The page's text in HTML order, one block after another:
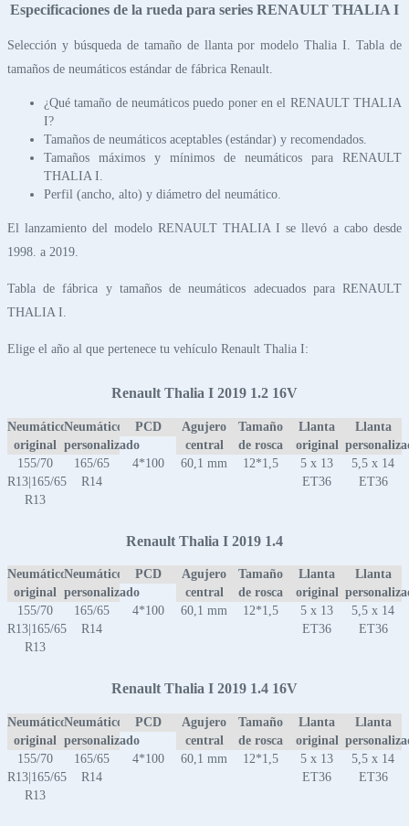
Especificaciones de la rueda para series RENAULT THALIA I
Selección y búsqueda de tamaño de llanta por modelo Thalia I. Tabla de
tamaños de neumáticos estándar de fábrica Renault.
¿Qué tamaño de neumáticos puedo poner en el RENAULT THALIA
I?
Tamaños de neumáticos aceptables (estándar) y recomendados.
Tamaños máximos y mínimos de neumáticos para RENAULT
THALIA I.
Perfil (ancho, alto) y diámetro del neumático.
El lanzamiento del modelo RENAULT THALIA I se llevó a cabo desde
1998. a 2019.
Tabla de fábrica y tamaños de neumáticos adecuados para RENAULT
THALIA I.
Elige el año al que pertenece tu vehículo Renault Thalia I:
Renault Thalia I 2019 1.2 16V
Neumático
original
Neumático
personalizado
PCD
Agujero
central
Tamaño
de rosca
Llanta
original
Llanta
155/70
R13|165/65
R13
165/65
R14
4*100 60,1 mm 12*1,5
5 x 13
ET36
5,5 x 14
ET36
Renault Thalia I 2019 1.4
Neumático
original
Neumático
personalizado
PCD
Agujero
central
Tamaño
de rosca
Llanta
original
Llanta
155/70
R13|165/65
R13
165/65
R14
4*100 60,1 mm 12*1,5
5 x 13
ET36
5,5 x 14
ET36
Renault Thalia I 2019 1.4 16V
Neumático
original
Neumático
personalizado
PCD
Agujero
central
Tamaño
de rosca
Llanta
original
Llanta
155/70
R13|165/65
R13
165/65
R14
4*100 60,1 mm 12*1,5
5 x 13
ET36
5,5 x 14
ET36